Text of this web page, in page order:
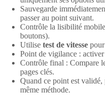
Sauvegarde
passer au point suivant.
Contrôle la lisibilité
boutons).
Utilise test de vitesse
Point de vigilance :
Contrôle final : Compare
pages clés.
Quand ce point est validé,
même méthode.